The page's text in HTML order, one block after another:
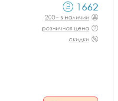
1662
200+ в наличии
розничная цена
скидки